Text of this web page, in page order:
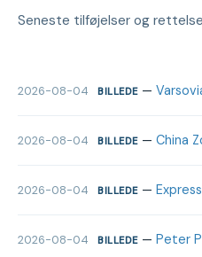
Seneste tilføjelser og
2026-08-04 BILLEDE—
2026-08-04 BILLEDE— China
2026-08-04 BILLEDE—
2026-08-04 BILLEDE— Peter